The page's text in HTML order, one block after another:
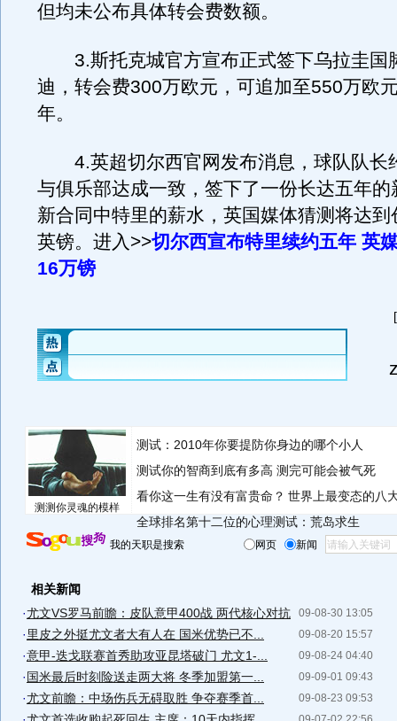
但均未公布具体转会费数额。
3.斯托克城官方宣布正式签下乌拉圭国
迪，转会费300万欧元，可追加至550万欧
年。
4.英超切尔西官网发布消息，球队队长
与俱乐部达成一致，签下了一份长达五年的
新合同中特里的薪水，英国媒体猜测将达
英镑。进入>>切尔西宣布特里续约五年 英
16万镑
测测你灵魂的模样
测试：2010年你要提防你身边的哪个小人
测试你的智商到底有多高 测完可能会被气死
看你这一生有没有富贵命？ 世界上最变态的八
全球排名第十二位的心理测试：荒岛求生
我的天职是搜索 网页 新闻
相关新闻
09-08-30 13:05
·尤文VS罗马前瞻：皮队意甲400战 两代核心对抗
09-08-20 15:57
·里皮之外挺尤文者大有人在 国米优势已不...
09-08-24 04:40
·意甲-迭戈联赛首秀助攻亚昆塔破门 尤文1-...
09-09-01 09:43
· 国米最后时刻险送走两大将 冬季加盟第一...
09-08-23 09:53
·尤文前瞻：中场伤兵无碍取胜 争夺赛季首...